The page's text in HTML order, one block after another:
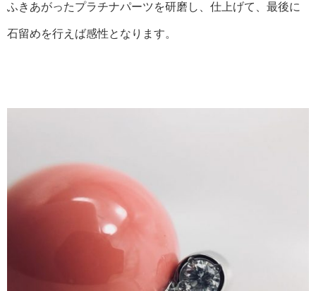
ふきあがったプラチナパーツを研磨し、仕上げて、最後に
石留めを行えば感性となります。